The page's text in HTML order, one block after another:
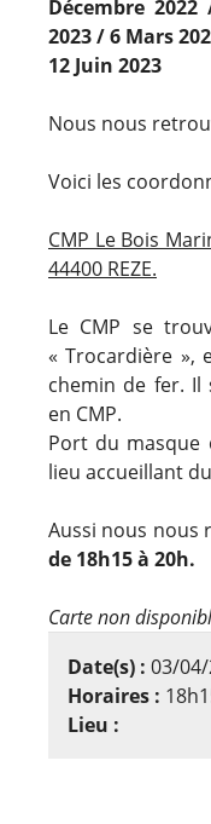
Décembre 2022
2023 / 6 Mars
12 Juin 2023
Nous nous
Voici les
CMP Le Bois
44400 REZE.
Le CMP se
« Trocardière »,
chemin de fer. Il
en CMP.
Port du masque
lieu accueillant
Aussi nous nous
de 18h15 à 20h.
Carte non
Date(s) : 03/
Horaires :
Lieu :